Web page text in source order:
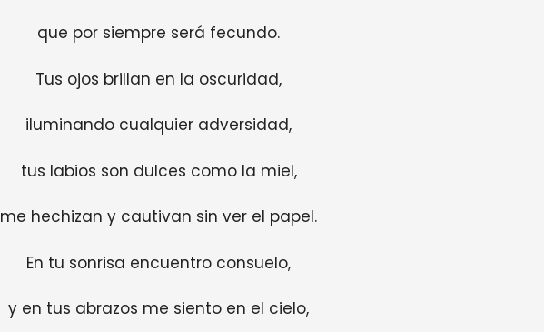
que por siempre será fecundo.
Tus ojos brillan en la oscuridad,
iluminando cualquier adversidad,
tus labios son dulces como la miel,
me hechizan y cautivan sin ver el papel.
En tu sonrisa encuentro consuelo,
y en tus abrazos me siento en el cielo,